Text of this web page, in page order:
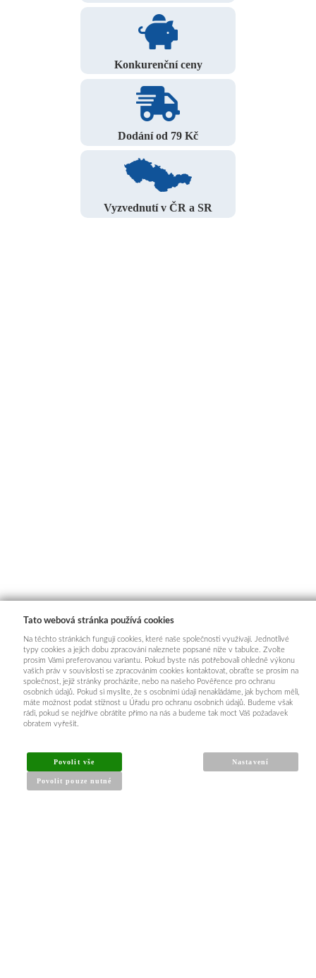
Konkurenční ceny
Dodání od 79 Kč
Vyzvednutí v ČR a SR
INFORMACE PRO KUPUJÍCÍ
Obchodní podmínky
Články a návody
Nejčastější dotazy
Tato webová stránka používá cookies
Na těchto stránkách fungují cookies, které naše společnosti využívají. Jednotlivé
typy cookies a jejich dobu zpracování naleznete popsané níže v tabulce. Zvolte
prosím Vámi preferovanou variantu. Pokud byste nás potřebovali ohledně výkonu
vašich práv v souvislosti se zpracováním cookies kontaktovat, obraťte se prosím na
společnost, jejíž stránky procházíte, nebo na našeho Pověřence pro ochranu
osobních údajů. Pokud si myslíte, že s osobními údaji nenakládáme, jak bychom měli,
máte možnost podat stížnost u Úřadu pro ochranu osobních údajů. Budeme však
rádi, pokud se nejdříve obrátíte přímo na nás a budeme tak moct Váš požadavek
obratem vyřešit.
Povolit vše
Povolit pouze nutné
Nastavení